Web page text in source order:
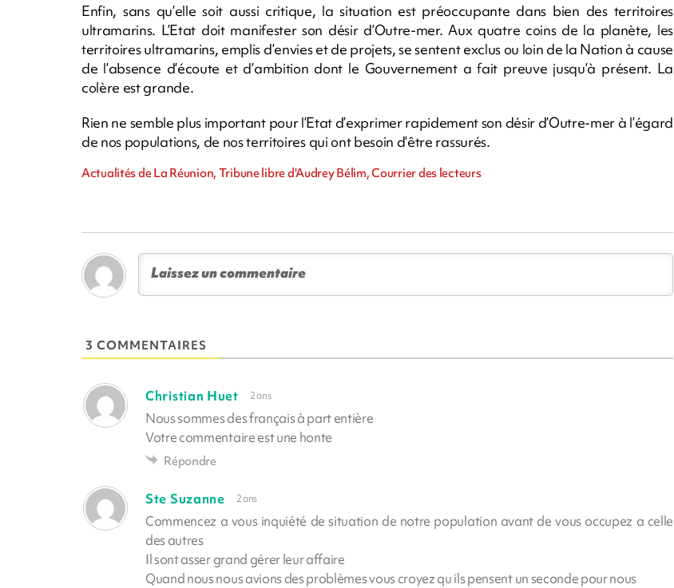
Enfin, sans qu’elle soit aussi critique, la situation est préoccupante dans bien des territoires
ultramarins. L’Etat doit manifester son désir d’Outre-mer. Aux quatre coins de la planète, les
territoires ultramarins, emplis d’envies et de projets, se sentent exclus ou loin de la Nation à cause
de l’absence d’écoute et d’ambition dont le Gouvernement a fait preuve jusqu’à présent. La
colère est grande.
Rien ne semble plus important pour l’Etat d’exprimer rapidement son désir d’Outre-mer à l’égard
de nos populations, de nos territoires qui ont besoin d’être rassurés.
Actualités de La Réunion, Tribune libre d'Audrey Bélim, Courrier des lecteurs
3 COMMENTAIRES
Christian Huet 2 ans
Nous sommes des français à part entière
Votre commentaire est une honte
Répondre
Ste Suzanne 2 ans
Commencez a vous inquiété de situation de notre population avant de vous occupez a celle
des autres
Il sont asser grand gérer leur affaire
Quand nous nous avions des problèmes vous croyez qu ils pensent un seconde pour nous